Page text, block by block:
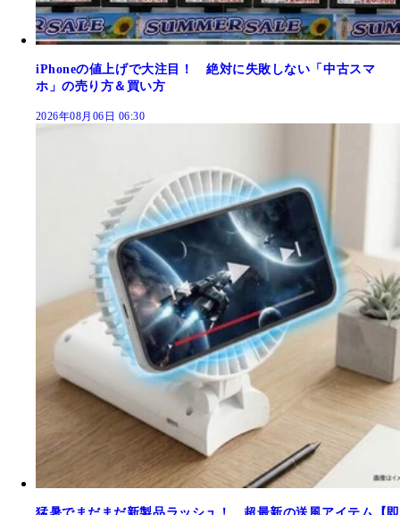
iPhoneの値上げで大注目！ 絶対に失敗しない「中古スマ
ホ」の売り方＆買い方
2026年08月06日 06:30